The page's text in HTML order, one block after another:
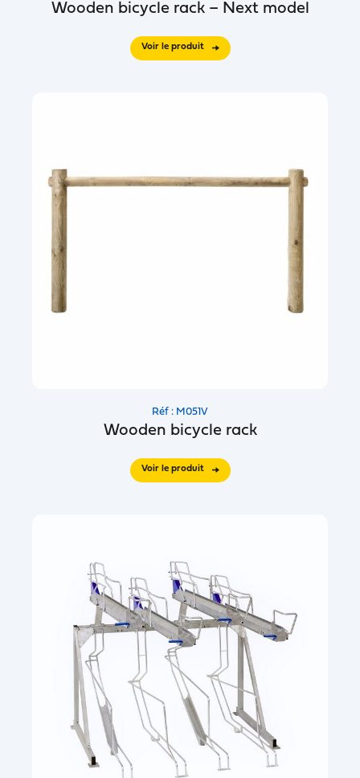
Wooden bicycle rack – Next model
Voir le produit
Réf : M051V
Wooden bicycle rack
Voir le produit